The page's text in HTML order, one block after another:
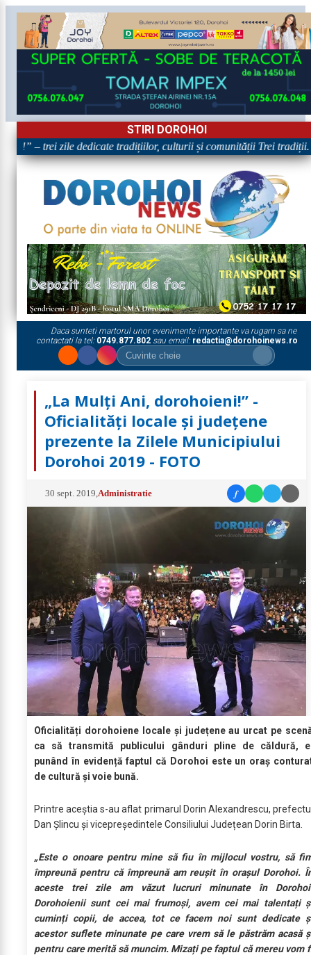
STIRI DOROHOI
– trei zile dedicate tradițiilor, culturii și comunității Trei tradiții.
Daca sunteti martorul unor evenimente importante va rugam sa ne
contactati la tel: 0749.877.802sau email: redactia@dorohoinews.ro
„La Mulți Ani, dorohoieni!” -
Oficialități locale și județene
prezente la Zilele Municipiului
Dorohoi 2019 - FOTO
30 sept. 2019 Administratie f
Oficialități dorohoiene locale și județene au urcat pe
ca să transmită publicului gânduri pline de căldură,
punând în evidență faptul că Dorohoi este un oraș
de cultură și voie bună.
Printre aceștia s-au aflat primarul Dorin Alexandrescu,
Dan Șlincu și vicepreședintele Consiliului Județean Dorin Birta.
„Este o onoare pentru mine să fiu în mijlocul vostru, să
împreună pentru că împreună am reușit în orașul Dorohoi.
aceste trei zile am văzut lucruri minunate în
Dorohoienii sunt cei mai frumoși, avem cei mai talentați
cuminți copii, de accea, tot ce facem noi sunt dedicate
acestor suflete minunate pe care vrem să le păstrăm acasă
pentru care merită să muncim. Mizați pe faptul că mereu vom